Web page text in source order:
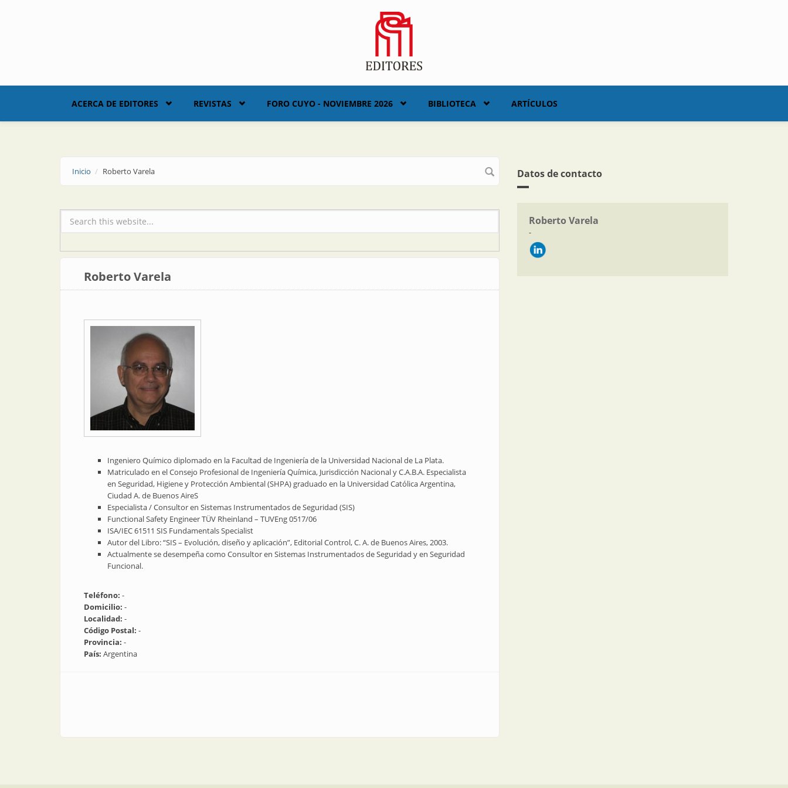
ACERCA DE EDITORES REVISTAS FORO CUYO - NOVIEMBRE 2026 BIBLIOTECA ARTÍCULOS
Inicio Roberto Varela
Formulario de búsqueda
Roberto Varela
Ingeniero Químico diplomado en la Facultad de Ingeniería de la Universidad Nacional de La Plata.
Matriculado en el Consejo Profesional de Ingeniería Química, Jurisdicción Nacional y C.A.B.A. Especialista
en Seguridad, Higiene y Protección Ambiental (SHPA) graduado en la Universidad Católica Argentina,
Ciudad A. de Buenos AireS
Especialista / Consultor en Sistemas Instrumentados de Seguridad (SIS)
Functional Safety Engineer TÜV Rheinland – TUVEng 0517/06
ISA/IEC 61511 SIS Fundamentals Specialist
Autor del Libro: “SIS – Evolución, diseño y aplicación”, Editorial Control, C. A. de Buenos Aires, 2003.
Actualmente se desempeña como Consultor en Sistemas Instrumentados de Seguridad y en Seguridad
Funcional.
Teléfono: -
Domicilio: -
Localidad: -
Código Postal: -
Provincia: -
País: Argentina
Datos de contacto
Roberto Varela
-